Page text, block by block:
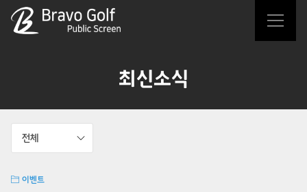
최신소식
전체
이벤트